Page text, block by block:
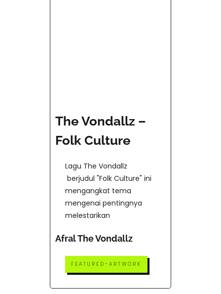
The Vondallz –
Folk Culture
Lagu The Vondallz
berjudul "Folk Culture" ini
mengangkat tema
mengenai pentingnya
melestarikan
Afral The Vondallz
FEATURED-ARTWORK